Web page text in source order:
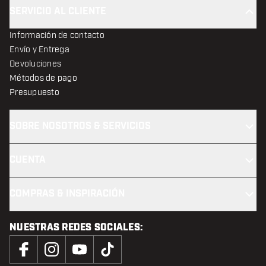
Información de contacto
Envío y Entrega
Devoluciones
Métodos de pago
Presupuesto
NUESTRAS REDES SOCIALES: